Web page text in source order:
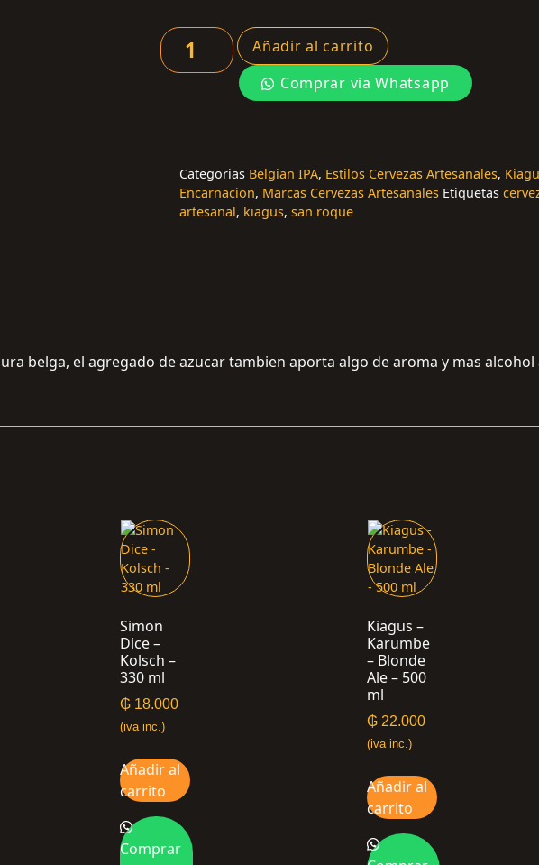
Añadir al carrito
Comprar via Whatsapp
Categorias Belgian IPA, Estilos Cervezas Artesanales,
Encarnacion, Marcas Cervezas Artesanales Etiquetas
artesanal, kiagus, san roque
belga, el agregado de azucar tambien aporta algo de aroma y mas alcohol
Simon
Dice –
Kolsch –
330 ml
₲18.000
(iva inc.)
Añadir al
carrito
Comprar
Kiagus –
Karumbe
– Blonde
Ale – 500
ml
₲ 22.000
(iva inc.)
Añadir al
carrito